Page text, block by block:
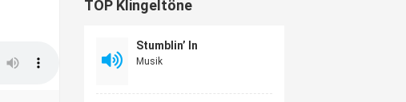
TOP Klingeltöne
Stumblin’ In
Musik